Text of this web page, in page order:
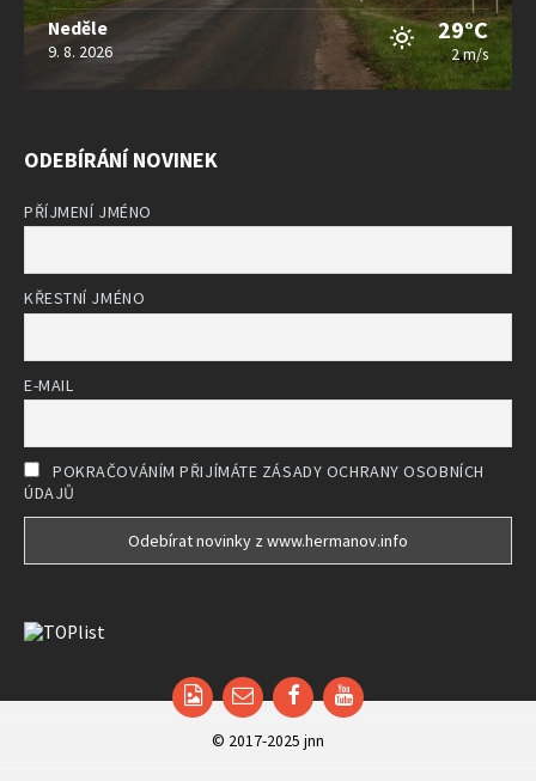
Neděle
9. 8. 2026
29°C
2 m/s
ODEBÍRÁNÍ NOVINEK
PŘÍJMENÍ JMÉNO
KŘESTNÍ JMÉNO
E-MAIL
POKRAČOVÁNÍM PŘIJÍMÁTE ZÁSADY OCHRANY OSOBNÍCH
ÚDAJŮ
EmailFacebookYouTube
© 2017-2025 jnn